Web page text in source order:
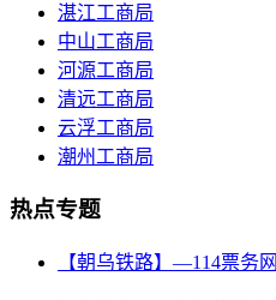
湛江工商局
中山工商局
河源工商局
清远工商局
云浮工商局
潮州工商局
热点专题
【朝乌铁路】—114票务网